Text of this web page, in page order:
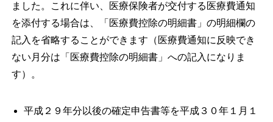
ました。これに伴い、医療保険者が交付する医療費通知
を添付する場合は、「医療費控除の明細書」の明細欄の
記入を省略することができます（医療費通知に反映でき
ない月分は「医療費控除の明細書」への記入になりま
す）。
平成２９年分以後の確定申告書等を平成３０年１月１